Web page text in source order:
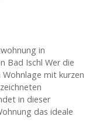
in
Bad Ischl Wer die
mit kurzen
in dieser
das ideale